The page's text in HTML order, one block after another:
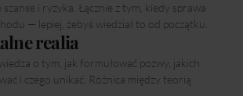
i ryzyka. Łącznie z tym, kiedy sprawa
— lepiej, żebyś wiedział to od początku.
realia
o tym, jak formułować pozwy, jakich
i czego unikać. Różnica między teorią